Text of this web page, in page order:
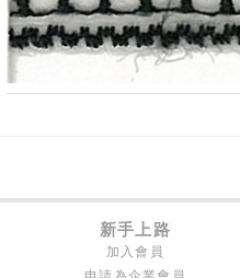
新手上路
加入會員